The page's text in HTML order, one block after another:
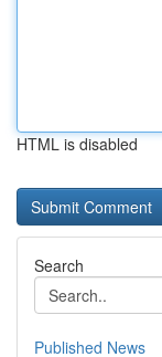
HTML is disabled
Search
Published News